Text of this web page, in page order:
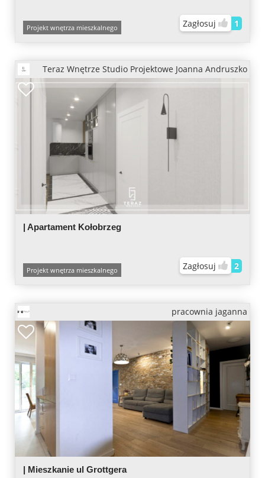
Projekt wnętrza mieszkalnego Zagłosuj 1
Teraz Wnętrze Studio Projektowe Joanna Andruszko
| Apartament Kołobrzeg
Projekt wnętrza mieszkalnego Zagłosuj 2
pracownia jaganna
| Mieszkanie ul Grottgera